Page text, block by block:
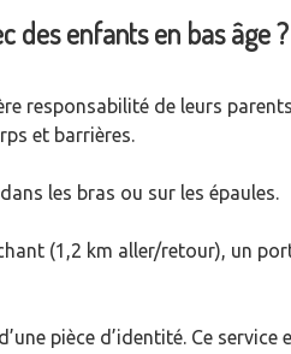
des enfants en bas âge ?
responsabilité de leurs
et barrières.
les bras ou sur les épaules.
(1,2 km aller/retour), un
pièce d’identité. Ce service